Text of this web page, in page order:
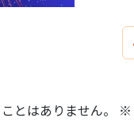
とはありません。 ※